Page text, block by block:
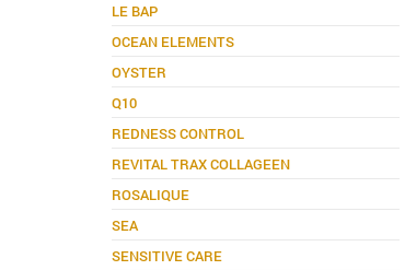
LE BAP
OCEAN ELEMENTS
OYSTER
Q10
REDNESS CONTROL
REVITAL TRAX COLLAGEEN
ROSALIQUE
SEA
SENSITIVE CARE